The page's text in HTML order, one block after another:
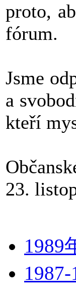
proto,
fórum.
Jsme
a
kteří
23.
1989